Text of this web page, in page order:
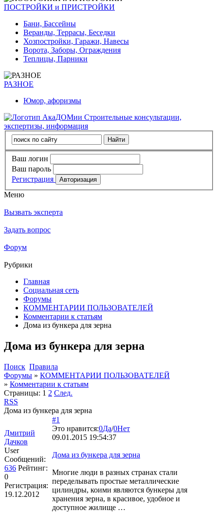
ПОСТРОЙКИ и ПРИСТРОЙКИ
Бани, Бассейны
Веранды, Террасы, Беседки
Хозпостройки, Гаражи, Навесы
Ворота, Заборы, Ограждения
Теплицы, Парники
РАЗНОЕ
Юмор, афоризмы
Строительные консультации,
экспертизы, информация
Ваш логин
Ваш пароль
Регистрация
Меню
Вызвать эксперта
Задать вопрос
Форум
Рубрики
Главная
Социальная сеть
Форумы
КОММЕНТАРИИ ПОЛЬЗОВАТЕЛЕЙ
Комментарии к статьям
Дома из бункера для зерна
Дома из бункера для зерна
Поиск Правила
Форумы » КОММЕНТАРИИ ПОЛЬЗОВАТЕЛЕЙ
» Комментарии к статьям
Страницы: 1 2 След.
RSS
Дома из бункера для зерна
Дмитрий
Дачков
User
Сообщений:
636 Рейтинг:
0
Регистрация:
19.12.2012
#1
Это нравится:0Да/0Нет
09.01.2015 19:54:37
Дома из бункера для зерна
Многие люди в разных странах стали
переделывать простые металлические
цилиндры, коими являются бункеры для
хранения зерна, в красивое, удобное и
доступное жилище …